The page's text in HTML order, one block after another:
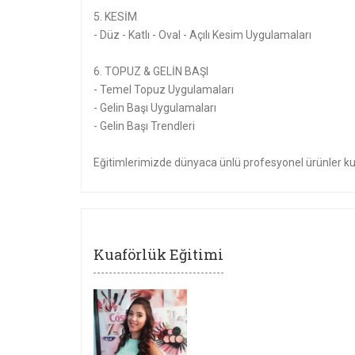
5. KESİM
- Düz - Katlı - Oval - Açılı Kesim Uygulamaları
6. TOPUZ & GELİN BAŞI
- Temel Topuz Uygulamaları
- Gelin Başı Uygulamaları
- Gelin Başı Trendleri
Eğitimlerimizde dünyaca ünlü profesyonel ürünler
Kuaförlük Eğitimi